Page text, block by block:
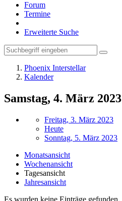
Forum
Termine
Erweiterte Suche
Phoenix Interstellar
Kalender
Samstag, 4. März 2023
Freitag, 3. März 2023
Heute
Sonntag, 5. März 2023
Monatsansicht
Wochenansicht
Tagesansicht
Jahresansicht
Es wurden keine Einträge gefunden.